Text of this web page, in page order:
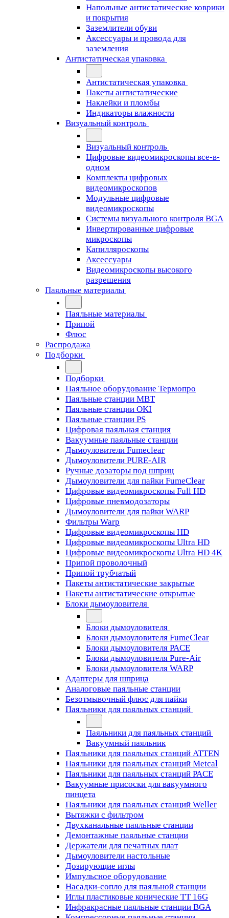
Напольные антистатические коврики
и покрытия
Заземлители обуви
Аксессуары и провода для
заземления
Антистатическая упаковка
Антистатическая упаковка
Пакеты антистатические
Наклейки и пломбы
Индикаторы влажности
Визуальный контроль
Визуальный контроль
Цифровые видеомикроскопы все-в-
одном
Комплекты цифровых
видеомикроскопов
Модульные цифровые
видеомикроскопы
Cистемы визуального контроля BGA
Инвертированные цифровые
микроскопы
Капилляроскопы
Аксессуары
Видеомикроскопы высокого
разрешения
Паяльные материалы
Паяльные материалы
Припой
Флюс
Распродажа
Подборки
Подборки
Паяльное оборудование Термопро
Паяльные станции MBT
Паяльные станции OKI
Паяльные станции PS
Цифровая паяльная станция
Вакуумные паяльные станции
Дымоуловители Fumeclear
Дымоуловители PURE-AIR
Ручные дозаторы под шприц
Дымоуловители для пайки FumeClear
Цифровые видеомикроскопы Full HD
Цифровые пневмодозаторы
Дымоуловители для пайки WARP
Фильтры Warp
Цифровые видеомикроскопы HD
Цифровые видеомикроскопы Ultra HD
Цифровые видеомикроскопы Ultra HD 4K
Припой проволочный
Припой трубчатый
Пакеты антистатические закрытые
Пакеты антистатические открытые
Блоки дымоуловителя
Блоки дымоуловителя
Блоки дымоуловителя FumeClear
Блоки дымоуловителя PACE
Блоки дымоуловителя Pure-Air
Блоки дымоуловителя WARP
Адаптеры для шприца
Аналоговые паяльные станции
Безотмывочный флюс для пайки
Паяльники для паяльных станций
Паяльники для паяльных станций
Вакуумный паяльник
Паяльники для паяльных станций ATTEN
Паяльники для паяльных станций Metcal
Паяльники для паяльных станций PACE
Вакуумные присоски для вакуумного
пинцета
Паяльники для паяльных станций Weller
Вытяжки с фильтром
Двухканальные паяльные станции
Демонтажные паяльные станции
Держатели для печатных плат
Дымоуловители настольные
Дозирующие иглы
Импульсное оборудование
Насадки-сопло для паяльной станции
Иглы пластиковые конические TT 16G
Инфракрасные паяльные станции BGA